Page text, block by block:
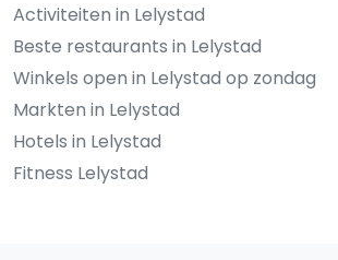
Activiteiten in Lelystad
Beste restaurants in Lelystad
Winkels open in Lelystad op zondag
Markten in Lelystad
Hotels in Lelystad
Fitness Lelystad